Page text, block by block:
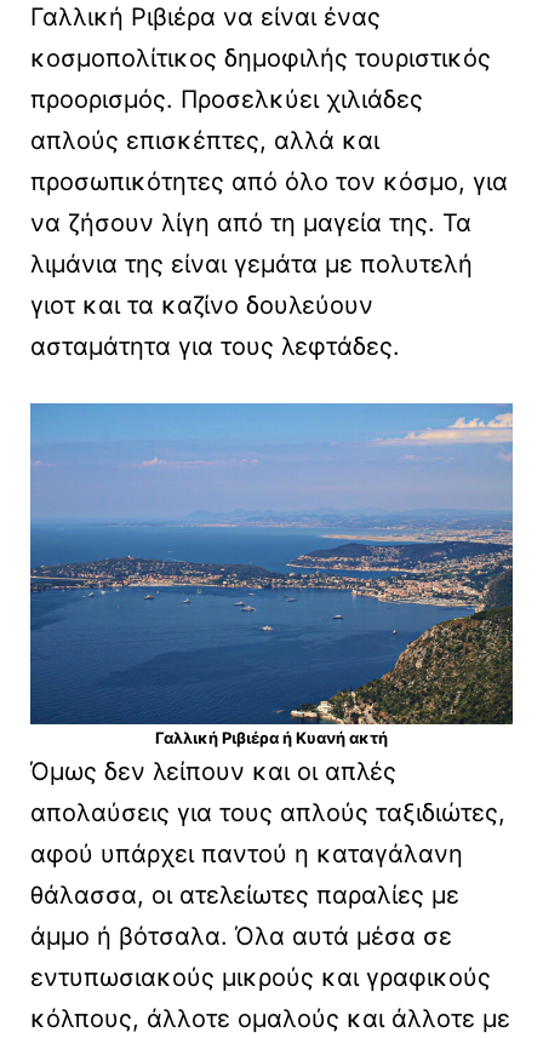
Γαλλική Ριβιέρα να είναι ένας
κοσμοπολίτικος δημοφιλής τουριστικός
προορισμός. Προσελκύει χιλιάδες
απλούς επισκέπτες, αλλά και
προσωπικότητες από όλο τον κόσμο, για
να ζήσουν λίγη από τη μαγεία της. Τα
λιμάνια της είναι γεμάτα με πολυτελή
γιοτ και τα καζίνο δουλεύουν
ασταμάτητα για τους λεφτάδες.
Γαλλική Ριβιέρα ή Κυανή ακτή
Όμως δεν λείπουν και οι απλές
απολαύσεις για τους απλούς ταξιδιώτες,
αφού υπάρχει παντού η καταγάλανη
θάλασσα, οι ατελείωτες παραλίες με
άμμο ή βότσαλα. Όλα αυτά μέσα σε
εντυπωσιακούς μικρούς και γραφικούς
κόλπους, άλλοτε ομαλούς και άλλοτε με